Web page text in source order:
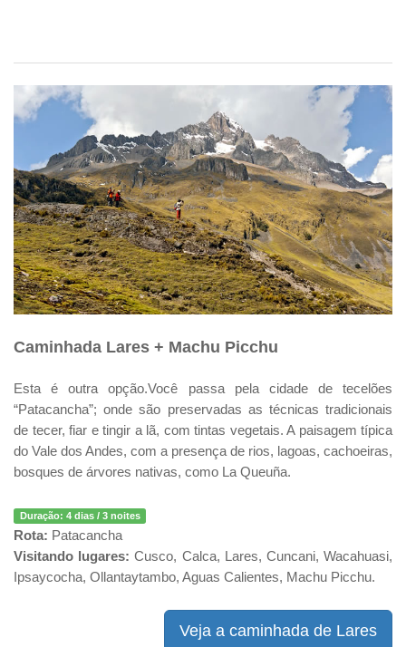
Caminhada Lares + Machu Picchu
Esta é outra opção.Você passa pela cidade de tecelões
“Patacancha”; onde são preservadas as técnicas tradicionais
de tecer, fiar e tingir a lã, com tintas vegetais. A paisagem típica
do Vale dos Andes, com a presença de rios, lagoas, cachoeiras,
bosques de árvores nativas, como La Queuña.
Duração: 4 dias / 3 noites
Rota: Patacancha
Visitando lugares: Cusco, Calca, Lares, Cuncani, Wacahuasi,
Ipsaycocha, Ollantaytambo, Aguas Calientes, Machu Picchu.
Veja a caminhada de Lares